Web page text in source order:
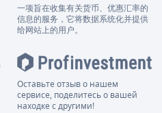
一项旨在收集有关货币、优惠汇率的
信息的服务，它将数据系统化并提供
给网站上的用户。
Оставьте отзыв о нашем
сервисе, поделитесь о вашей
находке с другими!